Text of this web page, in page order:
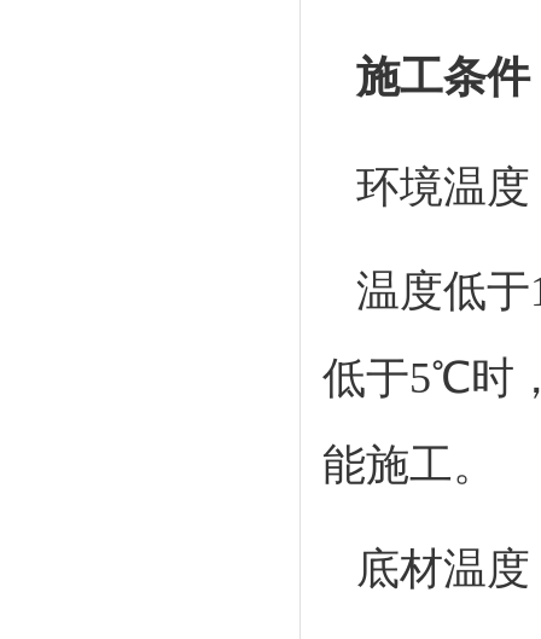
施工条件
环境温
温度低
低于5℃时
能施工。
底材温